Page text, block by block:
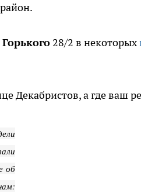
28/2 в некоторых
Декабристов, а где ваш
об